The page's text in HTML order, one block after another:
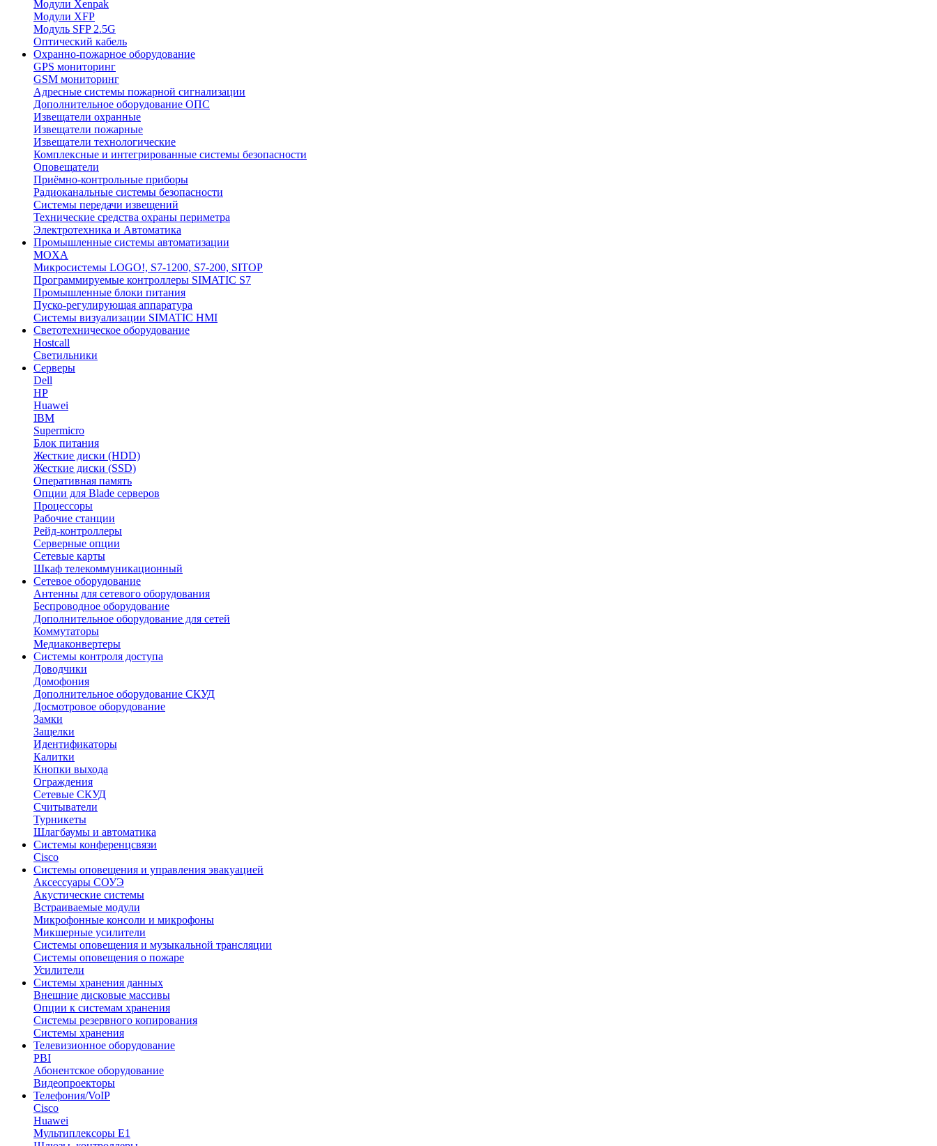
Модули Xenpak
Модули XFP
Модуль SFP 2.5G
Оптический кабель
Охранно-пожарное оборудование
GPS мониторинг
GSM мониторинг
Адресные системы пожарной сигнализации
Дополнительное оборудование ОПС
Извещатели охранные
Извещатели пожарные
Извещатели технологические
Комплексные и интегрированные системы безопасноcти
Оповещатели
Приёмно-контрольные приборы
Радиоканальные системы безопасности
Системы передачи извещений
Технические средства охраны периметра
Электротехника и Автоматика
Промышленные системы автоматизации
MOXA
Микросистемы LOGO!, S7-1200, S7-200, SITOP
Программируемые контроллеры SIMATIC S7
Промышленные блоки питания
Пуско-регулирующая аппаратура
Системы визуализации SIMATIC HMI
Светотехническое оборудование
Hostcall
Светильники
Серверы
Dell
HP
Huawei
IBM
Supermicro
Блок питания
Жесткие диски (HDD)
Жесткие диски (SSD)
Оперативная память
Опции для Blade серверов
Процессоры
Рабочие станции
Рейд-контроллеры
Серверные опции
Сетевые карты
Шкаф телекоммуникационный
Сетевое оборудование
Антенны для сетевого оборудования
Беспроводное оборудование
Дополнительное оборудование для сетей
Коммутаторы
Медиаконвертеры
Системы контроля доступа
Доводчики
Домофония
Дополнительное оборудование СКУД
Досмотровое оборудование
Замки
Защелки
Идентификаторы
Калитки
Кнопки выхода
Ограждения
Сетевые СКУД
Считыватели
Турникеты
Шлагбаумы и автоматика
Системы конференцсвязи
Cisco
Системы оповещения и управления эвакуацией
Аксессуары СОУЭ
Акустические системы
Встраиваемые модули
Микрофонные консоли и микрофоны
Микшерные усилители
Системы оповещения и музыкальной трансляции
Системы оповещения о пожаре
Усилители
Системы хранения данных
Внешние дисковые массивы
Опции к системам хранения
Системы резервного копирования
Системы хранения
Телевизионное оборудование
PBI
Абонентское оборудование
Видеопроекторы
Телефония/VoIP
Cisco
Huawei
Мультиплексоры E1